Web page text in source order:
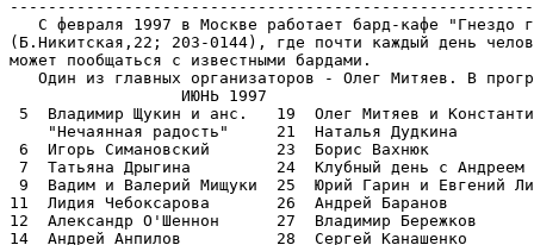
С февраля 1997 в Москве работает бард-кафе "Гнездо
(Б.Никитская,22; 203-0144), где почти каждый день
может пообщаться с известными бардами.
Один из главных организаторов - Олег Митяев. В
                  ИЮНЬ 1997
5  Владимир Щукин и анс.   19  Олег Митяев и
    "Нечаянная радость"     21  Наталья Дудкина
6  Игорь Симановский       23  Борис Вахнюк
7  Татьяна Дрыгина         24  Клубный день с Андреем
9  Вадим и Валерий Мищуки  25  Юрий Гарин и Евгений
11  Лидия Чебоксарова       26  Андрей Баранов
12  Александр О'Шеннон      27  Владимир Бережков
14  Андрей Анпилов          28  Сергей Канашенко